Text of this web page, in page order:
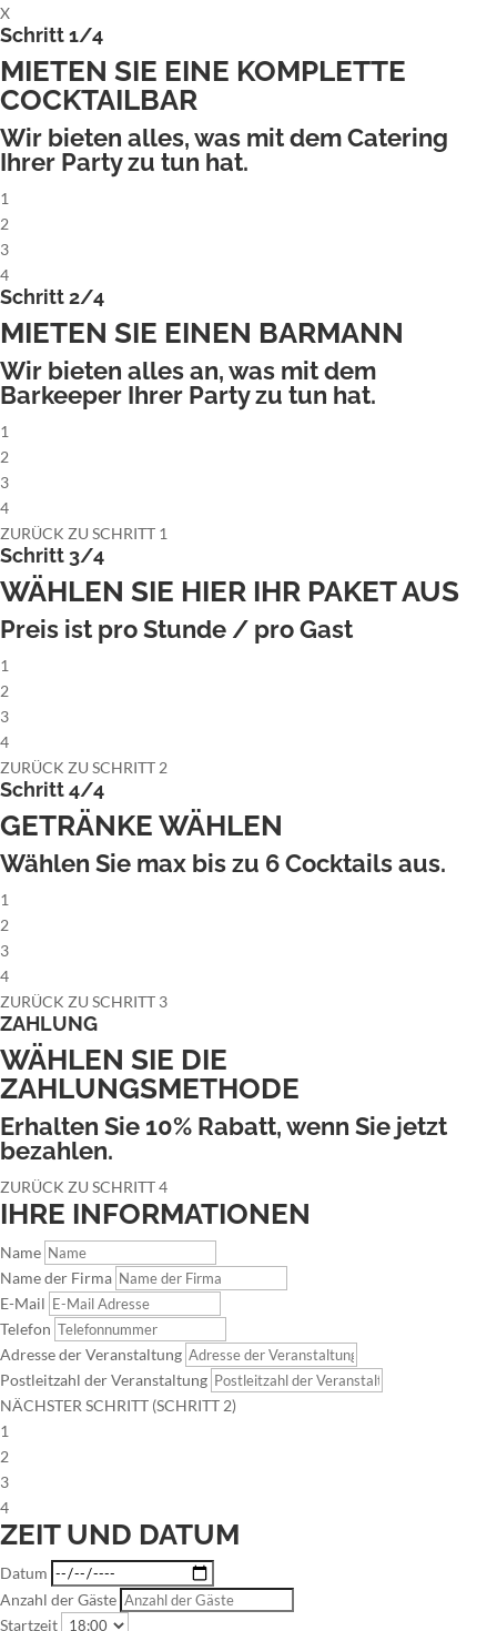
X
Schritt 1/4
MIETEN SIE EINE KOMPLETTE
COCKTAILBAR
Wir bieten alles, was mit dem Catering
Ihrer Party zu tun hat.
1
2
3
4
Schritt 2/4
MIETEN SIE EINEN BARMANN
Wir bieten alles an, was mit dem
Barkeeper Ihrer Party zu tun hat.
1
2
3
4
ZURÜCK ZU SCHRITT 1
Schritt 3/4
WÄHLEN SIE HIER IHR PAKET AUS
Preis ist pro Stunde / pro Gast
1
2
3
4
ZURÜCK ZU SCHRITT 2
Schritt 4/4
GETRÄNKE WÄHLEN
Wählen Sie max bis zu 6Cocktails aus.
1
2
3
4
ZURÜCK ZU SCHRITT 3
ZAHLUNG
WÄHLEN SIE DIE
ZAHLUNGSMETHODE
Erhalten Sie 10% Rabatt, wenn Sie jetzt
bezahlen.
ZURÜCK ZU SCHRITT 4
IHRE INFORMATIONEN
Name
Name der Firma
E-Mail
Telefon
Adresse der Veranstaltung
Postleitzahl der Veranstaltung
NÄCHSTER SCHRITT (SCHRITT 2)
1
2
3
4
ZEIT UND DATUM
Datum
Anzahl der Gäste
Startzeit